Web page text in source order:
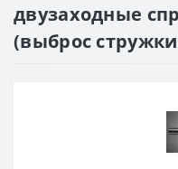
двузаходные
(выброс